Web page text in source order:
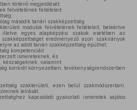
történő megjelölését;
felvételének feltételeit:
második tanári szakképzettség
modulok felvételének feltételeit, beleértve
egyes alapképzési szakok esetében az
eredményező azon szakirányok
az adott tanári szakképzettség épülhet;
kompetenciáit
ismereteknek, és
készségeknek, valamint
konkrét környezetben, tevékenységrendszerben
szakterületi, ezen belül szakmódszertani,
leírását;
kapcsolódó gyakorlati ismeretek sajátos